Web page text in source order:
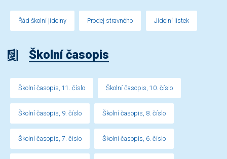
Řád školní jídelny Prodej stravného Jídelní lístek
Školní časopis
Školní časopis, 11. číslo Školní časopis, 10. číslo
Školní časopis, 9. číslo Školní časopis, 8. číslo
Školní časopis, 7. číslo Školní časopis, 6. číslo